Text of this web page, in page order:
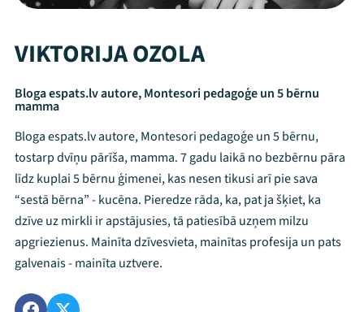
VIKTORIJA OZOLA
Bloga espats.lv autore, Montesori pedagoģe un 5 bērnu
mamma
Bloga espats.lv autore, Montesori pedagoģe un 5 bērnu,
tostarp dvīņu pārīša, mamma. 7 gadu laikā no bezbērnu pāra
līdz kuplai 5 bērnu ģimenei, kas nesen tikusi arī pie sava
“sestā bērna” - kucēna. Pieredze rāda, ka, pat ja šķiet, ka
dzīve uz mirkli ir apstājusies, tā patiesībā uzņem milzu
apgriezienus. Mainīta dzīvesvieta, mainītas profesija un pats
galvenais - mainīta uztvere.